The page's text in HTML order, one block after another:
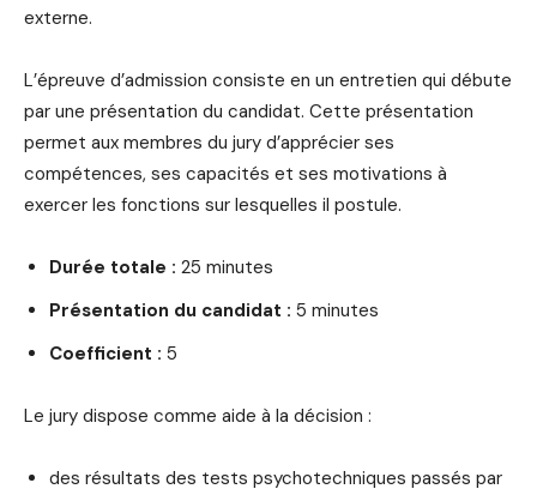
externe.
L’épreuve d’admission consiste en un entretien qui débute
par une présentation du candidat. Cette présentation
permet aux membres du jury d’apprécier ses
compétences, ses capacités et ses motivations à
exercer les fonctions sur lesquelles il postule.
Durée totale : 25 minutes
Présentation du candidat : 5 minutes
Coefficient : 5
Le jury dispose comme aide à la décision :
des résultats des tests psychotechniques passés par